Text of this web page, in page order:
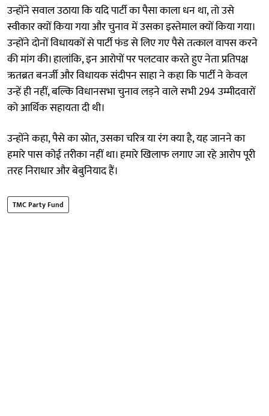
उन्होंने सवाल उठाया कि यदि पार्टी का पैसा काला धन था, तो उसे
स्वीकार क्यों किया गया और चुनाव में उसका इस्तेमाल क्यों किया गया।
उन्होंने दोनों विधायकों से पार्टी फंड से लिए गए पैसे तत्काल वापस करने
की मांग की। हालांकि, इन आरोपों पर पलटवार करते हुए नेता प्रतिपक्ष
ऋतब्रत बनर्जी और विधायक संदीपन साहा ने कहा कि पार्टी ने केवल
उन्हें ही नहीं, बल्कि विधानसभा चुनाव लड़ने वाले सभी 294 उम्मीदवारों
को आर्थिक सहायता दी थी।
उन्होंने कहा, पैसे का स्रोत, उसका चरित्र या रंग क्या है, यह जानने का
हमारे पास कोई तरीका नहीं था। हमारे खिलाफ लगाए जा रहे आरोप पूरी
तरह निराधार और बेबुनियाद हैं।
TMC Party Fund